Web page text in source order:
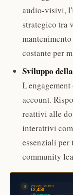
audio-visivi,
strategico tra
costante per
Sviluppo
account.
reattivi alle
interattivi
essenziali per
community